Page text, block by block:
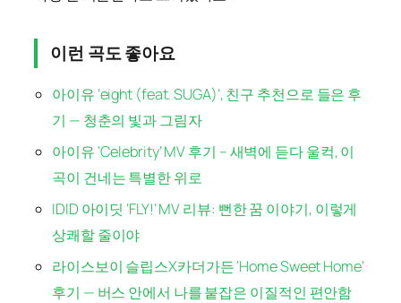
이런 곡도 좋아요
아이유 ‘eight (feat. SUGA)’, 친구 추천으로 들은 후
기 — 청춘의 빛과 그림자
아이유 ‘Celebrity’ MV 후기 – 새벽에 듣다 울컥, 이
곡이 건네는 특별한 위로
IDID 아이딧 ‘FLY!’ MV 리뷰: 뻔한 꿈 이야기, 이렇게
상쾌할 줄이야
라이스보이 슬립스X카더가든 ‘Home Sweet Home’
후기 — 버스 안에서 나를 붙잡은 이질적인 편안함